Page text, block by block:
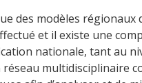
des modèles régionaux
et il existe une
nationale, tant au
multidisciplinaire